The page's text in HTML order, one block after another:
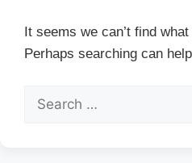
It seems we can’t find
Perhaps searching can